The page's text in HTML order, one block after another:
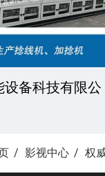
备科技有限公
影视中心 权